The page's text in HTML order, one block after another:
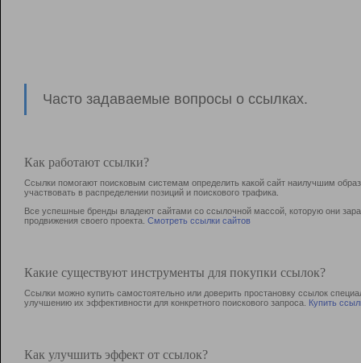
Часто задаваемые вопросы о ссылках.
Как работают ссылки?
Ссылки помогают поисковым системам определить какой сайт наилучшим
участвовать в раcпределении позиций и поискового трафика.
Все успешные бренды владеют сайтами со ссылочной массой, которую они
продвижения своего проекта. Смотреть ссылки сайтов
Какие существуют инструменты для покупки ссылок?
Ссылки можно купить самостоятельно или доверить простановку ссылок
улучшению их эффективности для конкретного поискового запроса. Купить
Как улучшить эффект от ссылок?